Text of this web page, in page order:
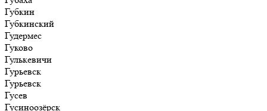
Губкин
Губкинский
Гудермес
Гуково
Гулькевичи
Гурьевск
Гурьевск
Гусев
Гусиноозёрск